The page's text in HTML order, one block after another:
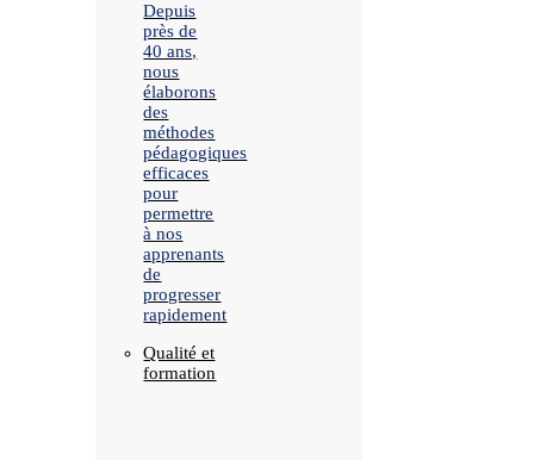
Depuis
près de
40 ans,
nous
élaborons
des
méthodes
pédagogiques
efficaces
pour
permettre
à nos
apprenants
de
progresser
rapidement
Qualité et
formation